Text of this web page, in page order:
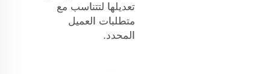
تعديلها لتتناسب مع
متطلبات العميل
المحدد.